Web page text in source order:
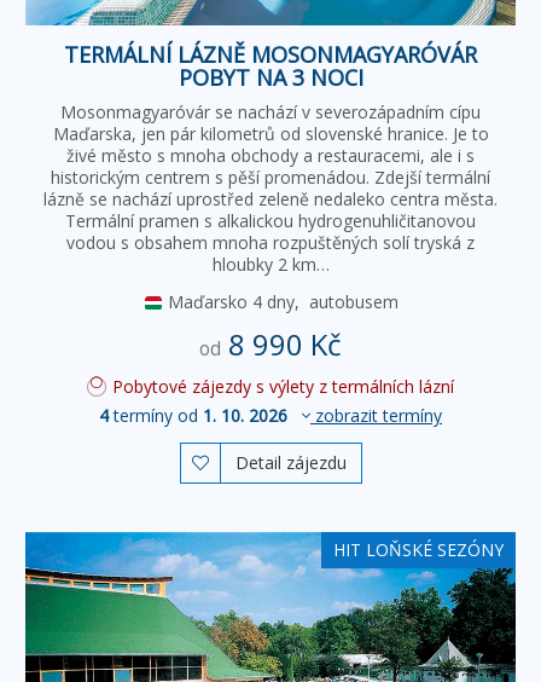
TERMÁLNÍ LÁZNĚ MOSONMAGYARÓVÁR
POBYT NA 3 NOCI
Mosonmagyaróvár se nachází v severozápadním cípu
Maďarska, jen pár kilometrů od slovenské hranice. Je to
živé město s mnoha obchody a restauracemi, ale i s
historickým centrem s pěší promenádou. Zdejší termální
lázně se nachází uprostřed zeleně nedaleko centra města.
Termální pramen s alkalickou hydrogenuhličitanovou
vodou s obsahem mnoha rozpuštěných solí tryská z
hloubky 2 km…
Maďarsko 4 dny, autobusem
od 8 990 Kč
Pobytové zájezdy s výlety z termálních lázní
4termíny od 1. 10. 2026 zobrazit termíny
 Detail zájezdu
HIT LOŇSKÉ SEZÓNY